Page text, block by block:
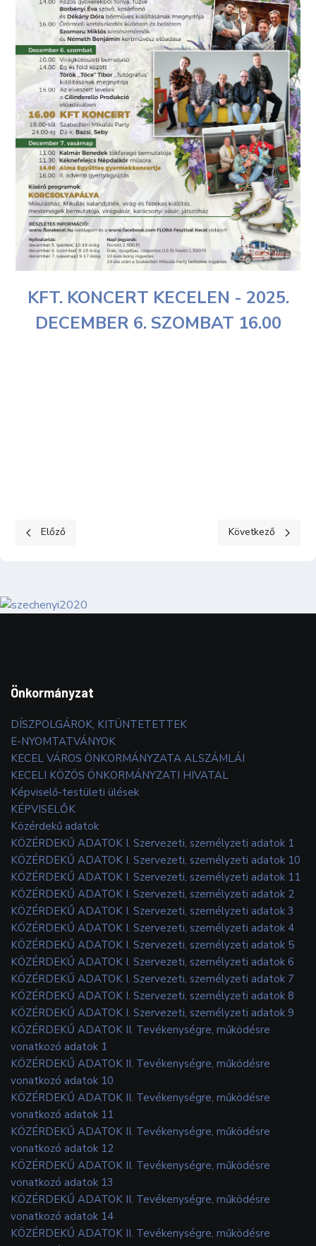
KFT. KONCERT KECELEN - 2025.
DECEMBER 6. SZOMBAT 16.00
Előző cikk: Jegyárak
Előző Következő cikk:
Következő
Önkormányzat
DÍSZPOLGÁROK, KITÜNTETETTEK
E-NYOMTATVÁNYOK
KECEL VÁROS ÖNKORMÁNYZATA ALSZÁMLÁI
KECELI KÖZÖS ÖNKORMÁNYZATI HIVATAL
Képviselő-testületi ülések
KÉPVISELŐK
Közérdekű adatok
KÖZÉRDEKŰ ADATOK I. Szervezeti, személyzeti adatok 1
KÖZÉRDEKŰ ADATOK I. Szervezeti, személyzeti adatok 10
KÖZÉRDEKŰ ADATOK I. Szervezeti, személyzeti adatok 11
KÖZÉRDEKŰ ADATOK I. Szervezeti, személyzeti adatok 2
KÖZÉRDEKŰ ADATOK I. Szervezeti, személyzeti adatok 3
KÖZÉRDEKŰ ADATOK I. Szervezeti, személyzeti adatok 4
KÖZÉRDEKŰ ADATOK I. Szervezeti, személyzeti adatok 5
KÖZÉRDEKŰ ADATOK I. Szervezeti, személyzeti adatok 6
KÖZÉRDEKŰ ADATOK I. Szervezeti, személyzeti adatok 7
KÖZÉRDEKŰ ADATOK I. Szervezeti, személyzeti adatok 8
KÖZÉRDEKŰ ADATOK I. Szervezeti, személyzeti adatok 9
KÖZÉRDEKŰ ADATOK II. Tevékenységre, működésre
vonatkozó adatok 1
KÖZÉRDEKŰ ADATOK II. Tevékenységre, működésre
vonatkozó adatok 10
KÖZÉRDEKŰ ADATOK II. Tevékenységre, működésre
vonatkozó adatok 11
KÖZÉRDEKŰ ADATOK II. Tevékenységre, működésre
vonatkozó adatok 12
KÖZÉRDEKŰ ADATOK II. Tevékenységre, működésre
vonatkozó adatok 13
KÖZÉRDEKŰ ADATOK II. Tevékenységre, működésre
vonatkozó adatok 14
KÖZÉRDEKŰ ADATOK II. Tevékenységre, működésre